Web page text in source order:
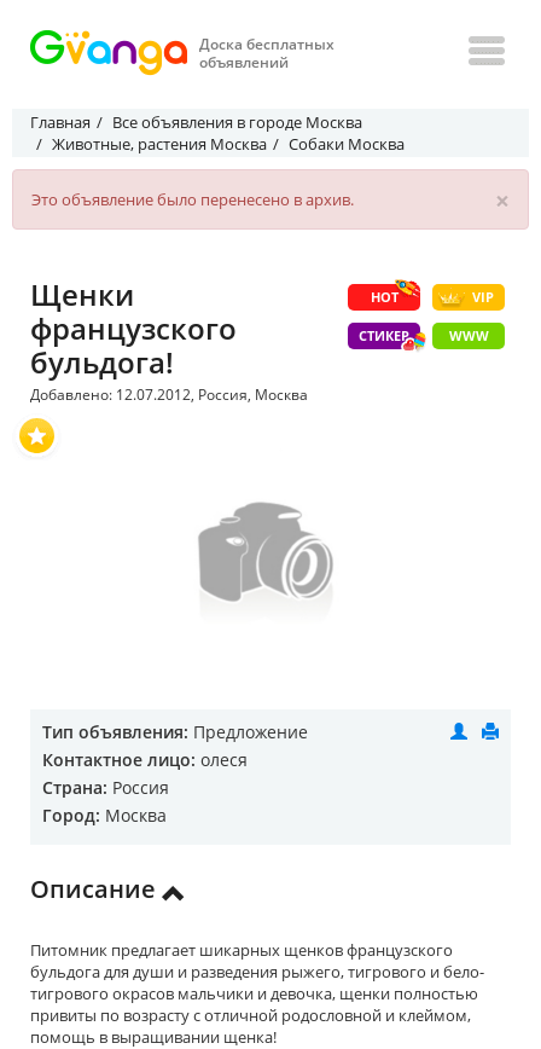
Доска бесплатных
объявлений
Главная
Все объявления в городе Москва
Животные, растения Москва
Собаки Москва
×
Это объявление было перенесено в архив.
HOT VIP
СТИКЕР WWW
Щенки
французского
бульдога!
Добавлено: 12.07.2012, Россия, Москва
Тип объявления: Предложение
Контактное лицо: олеся
Страна: Россия
Город: Москва
Описание
Питомник предлагает шикарных щенков французского
бульдога для души и разведения рыжего, тигрового и бело-
тигрового окрасов мальчики и девочка, щенки полностью
привиты по возрасту с отличной родословной и клеймом,
помощь в выращивании щенка!